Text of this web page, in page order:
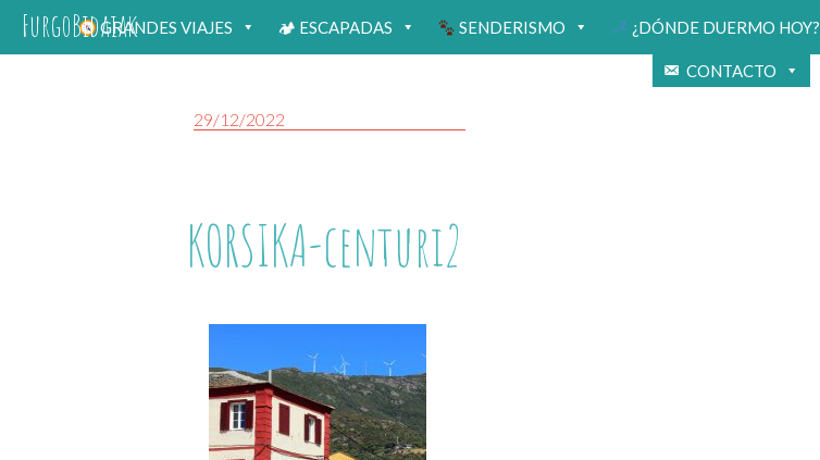
FurgoBidaiakGRANDES VIAJES 🏕 ESCAPADAS SENDERISMO ¿DÓNDE DUERMO HOY?
CONTACTO
29/12/2022
KORSIKA-centuri2